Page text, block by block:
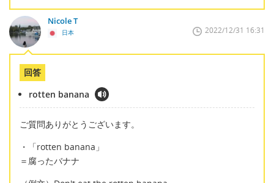
Nicole T
日本 2022/12/31 16:31
回答
rotten banana
ご質問ありがとうございます。
・「rotten banana」
＝腐ったバナナ